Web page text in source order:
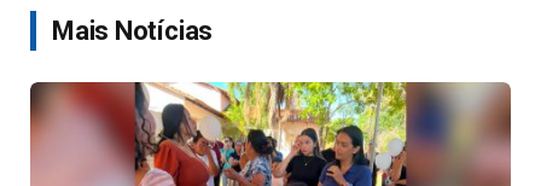
Mais Notícias